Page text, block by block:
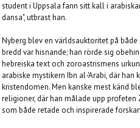
student i Uppsala fann sitt kall i
dansa", utbrast han.
Nyberg blev en världsauktoritet på
bredd var hisnande; han rörde sig
hebreiska text och zoroastrismens
arabiske mystikern Ibn al-'Arabi, där
kristendomen. Men kanske mest känd
religioner, där han målade upp
som både retade och inspirerade